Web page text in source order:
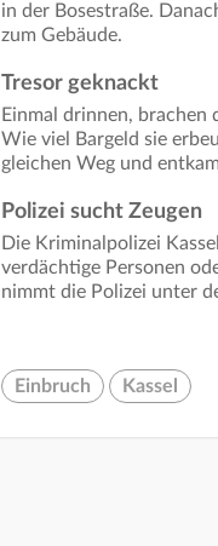
in der Bosestraße.
zum Gebäude.
Tresor geknackt
Einmal drinnen, brachen
Wie viel Bargeld sie
gleichen Weg und
Polizei sucht Zeugen
Die Kriminalpolizei
verdächtige Personen
nimmt die Polizei unter
Einbruch Kassel